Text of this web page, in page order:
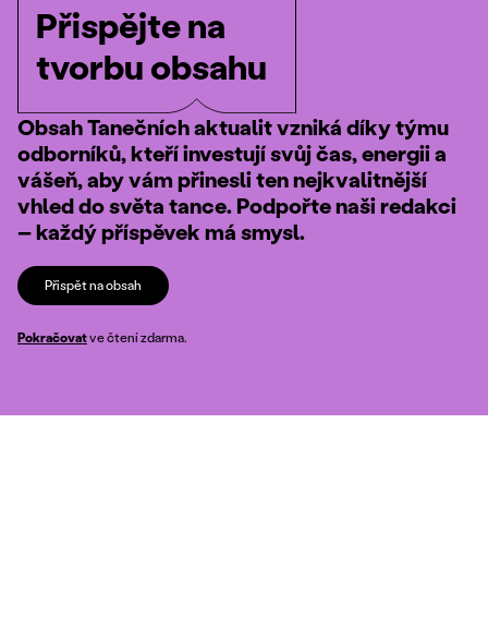
Přispějte na
tvorbu obsahu
Obsah Tanečních aktualit vzniká díky týmu
odborníků, kteří investují svůj čas, energii a
vášeň, aby vám přinesli ten nejkvalitnější
vhled do světa tance. Podpořte naši redakci
– každý příspěvek má smysl.
Přispět na obsah
Pokračovatve čtení zdarma.